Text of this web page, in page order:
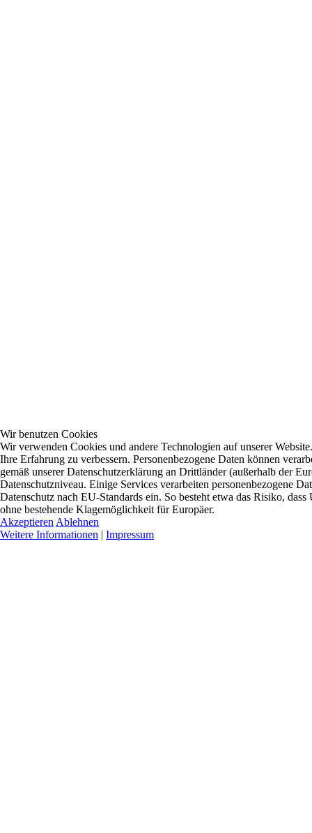
Wir benutzen Cookies
Wir verwenden Cookies und andere Technologien auf unserer
Ihre Erfahrung zu verbessern. Personenbezogene Daten können
gemäß unserer Datenschutzerklärung an Drittländer (außerhalb der
Datenschutzniveau. Einige Services verarbeiten personenbezogene
Datenschutz nach EU-Standards ein. So besteht etwa das Risiko,
ohne bestehende Klagemöglichkeit für Europäer.
Akzeptieren Ablehnen
Weitere Informationen | Impressum